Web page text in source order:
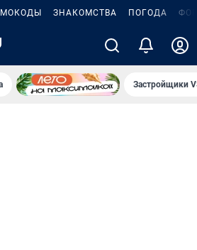
ЗНАКОМСТВА ПОГОДА
Застройщики